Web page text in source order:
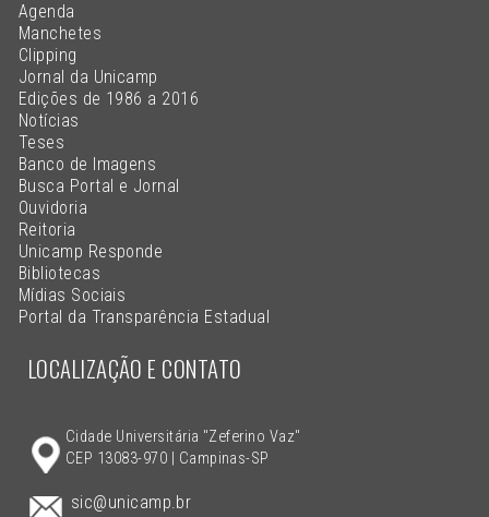
Agenda
Manchetes
Clipping
Jornal da Unicamp
Edições de 1986 a 2016
Notícias
Teses
Banco de Imagens
Busca Portal e Jornal
Ouvidoria
Reitoria
Unicamp Responde
Bibliotecas
Mídias Sociais
Portal da Transparência Estadual
LOCALIZAÇÃO E CONTATO
Cidade Universitária "Zeferino Vaz"
CEP 13083-970 | Campinas-SP
sic@unicamp.br